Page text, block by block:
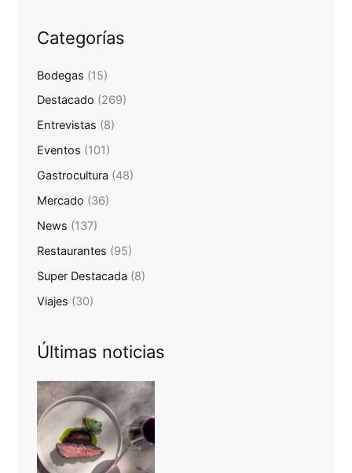
Categorías
Bodegas (15)
Destacado (269)
Entrevistas (8)
Eventos (101)
Gastrocultura (48)
Mercado (36)
News (137)
Restaurantes (95)
Super Destacada (8)
Viajes (30)
Últimas noticias